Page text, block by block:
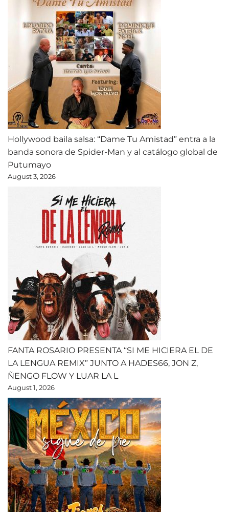
Hollywood baila salsa: “Dame Tu Amistad” entra a la
banda sonora de Spider-Man y al catálogo global de
Putumayo
August 3, 2026
FANTA ROSARIO PRESENTA “SI ME HICIERA EL DE
LA LENGUA REMIX” JUNTO A HADES66, JON Z,
ÑENGO FLOW Y LUAR LA L
August 1, 2026